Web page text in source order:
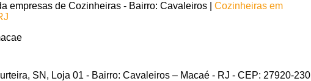
empresas de Cozinheiras - Bairro: Cavaleiros |Cozinheiras em
SN, Loja 01 - Bairro: Cavaleiros – Macaé - RJ - CEP: 27920-230